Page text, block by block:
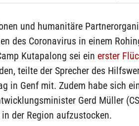
und humanitäre
des Coronavirus in einem
Kutapalong sei ein erster
teilte der Sprecher des
in Genf mit. Zudem habe sich
Gerd Müller
der Region aufzustocken.